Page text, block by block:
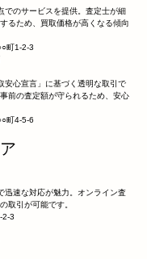
でのサービスを提供。査定士が細
るため、買取価格が高くなる傾向
町1-2-3
安心宣言」に基づく透明な取引で
前の査定額が守られるため、安心
町4-5-6
迅速な対応が魅力。オンライン査
取引が可能です。
2-3